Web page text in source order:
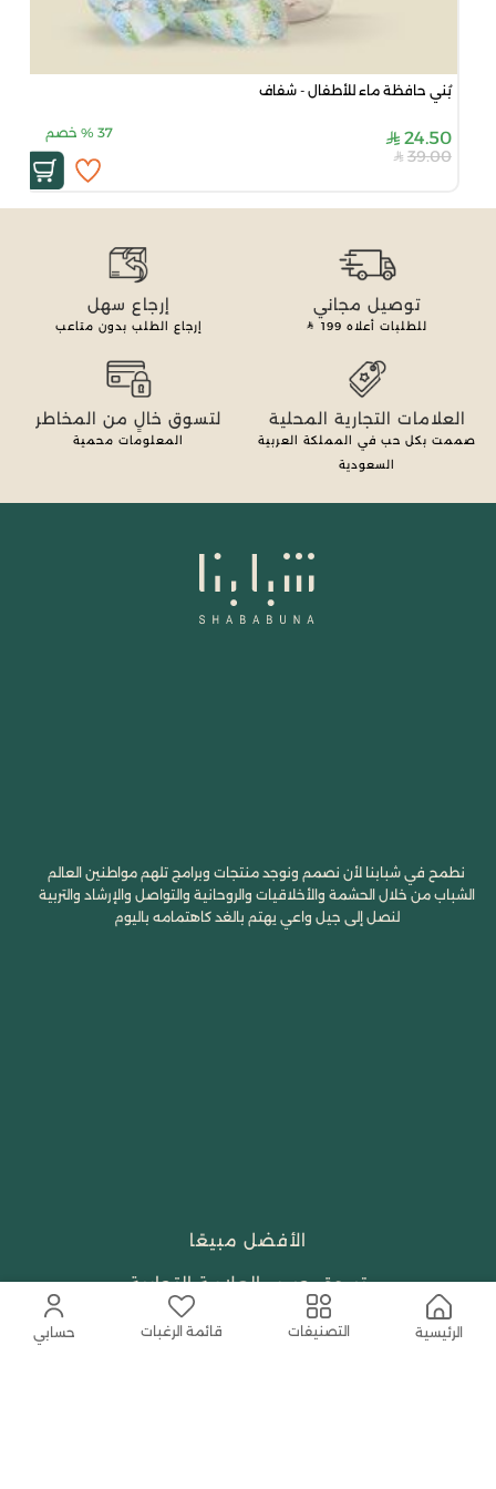
بُني حافظة ماء للأطفال - شفاف
24.50
37
% خصم
39.00
الرئيسية التصنيفات قائمة الرغبات حسابي
توصيل مجاني
للطلبات أعلاه 199
إرجاع سهل
إرجاع الطلب بدون متاعب
العلامات التجارية المحلية
صممت بكل حب في المملكة العربية
السعودية
لتسوق خالٍ من المخاطر
المعلومات محمية
نطمح في شبابنا لأن نصمم ونوجد منتجات وبرامج تلهم مواطنين العالم
الشباب من خلال الحشمة والأخلاقيات والروحانية والتواصل والإرشاد والتربية
لنصل إلى جيل واعي يهتم بالغد كاهتمامه باليوم
الأفضل مبيعًا
تسوق حسب العلامة التجارية
الجمال والعطور